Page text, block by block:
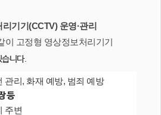
기기(CCTV) 운영·관리
이 고정형 영상정보처리기기
습니다.
관리, 화재 예방, 범죄 예방
등
주변